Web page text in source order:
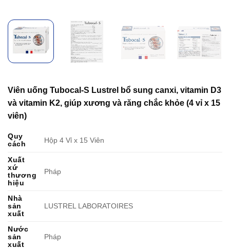
Viên uống Tubocal-S Lustrel bổ sung canxi, vitamin D3
và vitamin K2, giúp xương và răng chắc khỏe (4 vỉ x 15
viên)
Quy
cách
Hộp 4 Vỉ x 15 Viên
Xuất
xứ
thương
hiệu
Pháp
Nhà
sản
xuất
LUSTREL LABORATOIRES
Nước
sản
xuất
Pháp